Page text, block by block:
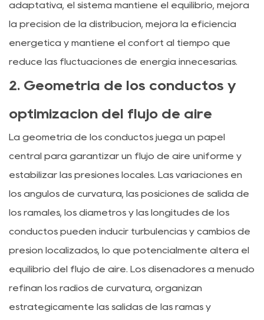
adaptativa, el sistema mantiene el equilibrio, mejora
la precisión de la distribución, mejora la eficiencia
energética y mantiene el confort al tiempo que
reduce las fluctuaciones de energía innecesarias.
2. Geometría de los conductos y
optimización del flujo de aire
La geometría de los conductos juega un papel
central para garantizar un flujo de aire uniforme y
estabilizar las presiones locales. Las variaciones en
los ángulos de curvatura, las posiciones de salida de
los ramales, los diámetros y las longitudes de los
conductos pueden inducir turbulencias y cambios de
presión localizados, lo que potencialmente altera el
equilibrio del flujo de aire. Los diseñadores a menudo
refinan los radios de curvatura, organizan
estratégicamente las salidas de las ramas y